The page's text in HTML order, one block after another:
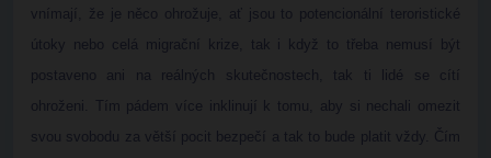
vnímají, že je něco ohrožuje, ať jsou to potencionální teroristické
útoky nebo celá migrační krize, tak i když to třeba nemusí být
postaveno ani na reálných skutečnostech, tak ti lidé se cítí
ohroženi. Tím pádem více inklinují k tomu, aby si nechali omezit
svou svobodu za větší pocit bezpečí a tak to bude platit vždy. Čím